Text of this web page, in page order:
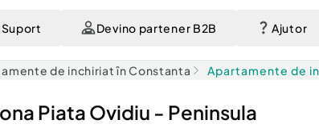
Suport Devino partener B2B Ajutor
de inchiriat în Constanta Apartamente de
Piata Ovidiu - Peninsula